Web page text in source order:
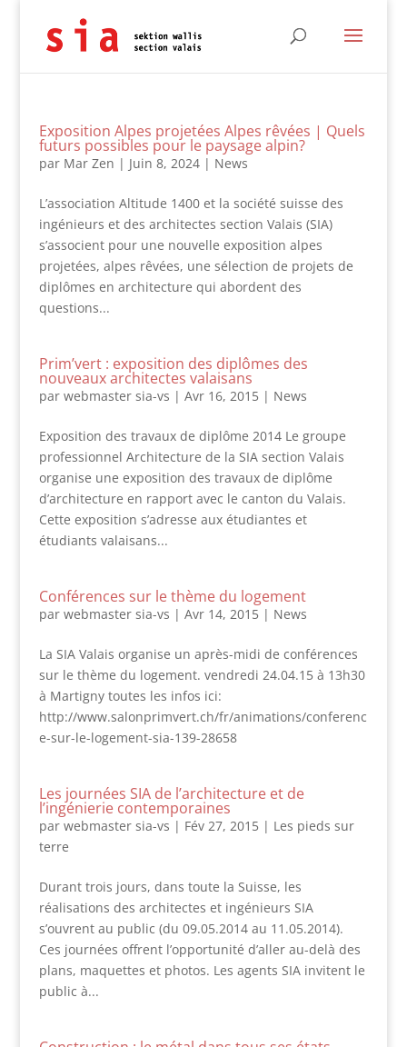
Exposition Alpes projetées Alpes rêvées | Quels
futurs possibles pour le paysage alpin?
par Mar Zen | Juin 8, 2024| News
L’association Altitude 1400 et la société suisse des
ingénieurs et des architectes section Valais (SIA)
s’associent pour une nouvelle exposition alpes
projetées, alpes rêvées, une sélection de projets de
diplômes en architecture qui abordent des
questions...
Prim’vert : exposition des diplômes des
nouveaux architectes valaisans
par webmaster sia-vs | Avr 16, 2015| News
Exposition des travaux de diplôme 2014 Le groupe
professionnel Architecture de la SIA section Valais
organise une exposition des travaux de diplôme
d’architecture en rapport avec le canton du Valais.
Cette exposition s’adresse aux étudiantes et
étudiants valaisans...
Conférences sur le thème du logement
par webmaster sia-vs | Avr 14, 2015| News
La SIA Valais organise un après-midi de conférences
sur le thème du logement. vendredi 24.04.15 à 13h30
à Martigny toutes les infos ici:
http://www.salonprimvert.ch/fr/animations/conferenc
e-sur-le-logement-sia-139-28658
Les journées SIA de l’architecture et de
l’ingénierie contemporaines
par webmaster sia-vs | Fév 27, 2015| Les pieds sur
terre
Durant trois jours, dans toute la Suisse, les
réalisations des architectes et ingénieurs SIA
s’ouvrent au public (du 09.05.2014 au 11.05.2014).
Ces journées offrent l’opportunité d’aller au-delà des
plans, maquettes et photos. Les agents SIA invitent le
public à...